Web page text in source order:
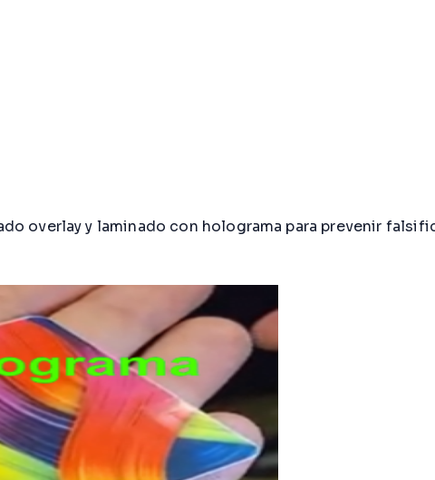
overlay y laminado con holograma para prevenir